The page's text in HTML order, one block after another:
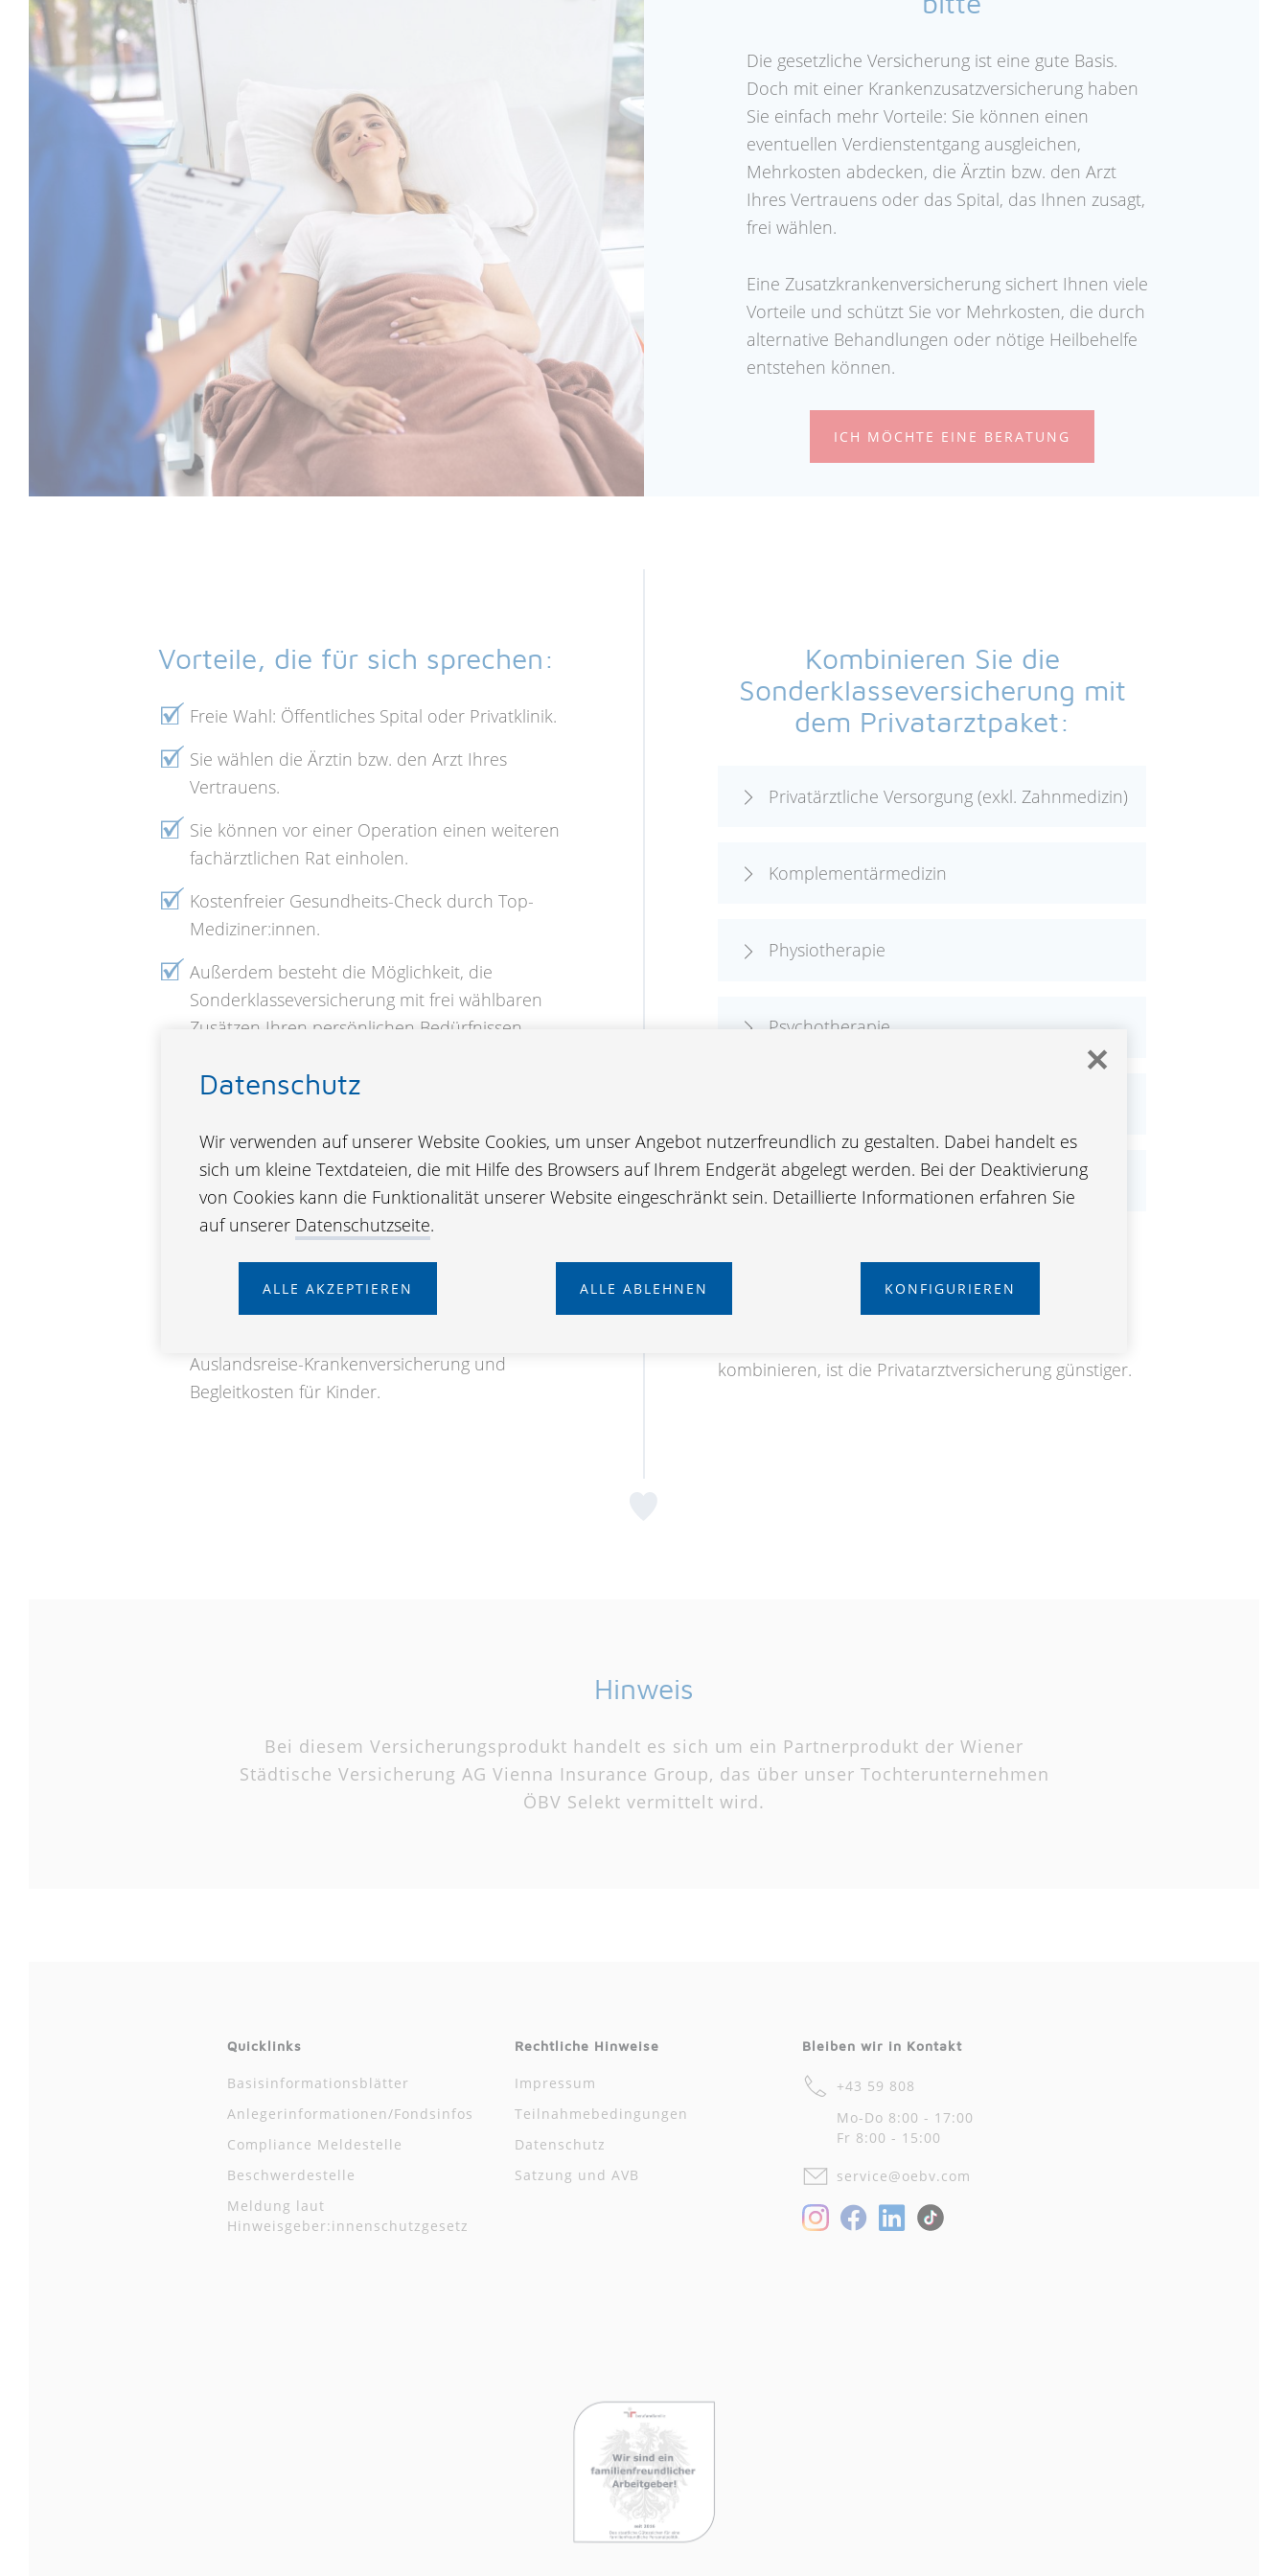
Die gesetzliche Versicherung ist eine gute Basis.
Doch mit einer Krankenzusatzversicherung haben
Sie einfach mehr Vorteile: Sie können einen
eventuellen Verdienstentgang ausgleichen,
Mehrkosten abdecken, die Ärztin bzw. den Arzt
Ihres Vertrauens oder das Spital, das Ihnen zusagt,
frei wählen.
Eine Zusatzkrankenversicherung sichert Ihnen viele
Vorteile und schützt Sie vor Mehrkosten, die durch
alternative Behandlungen oder nötige Heilbehelfe
entstehen können.
ICH MÖCHTE EINE BERATUNG
Vorteile, die für sich sprechen:
Freie Wahl: Öffentliches Spital oder Privatklinik.
Sie wählen die Ärztin bzw. den Arzt Ihres
Vertrauens.
Sie können vor einer Operation einen weiteren
fachärztlichen Rat einholen.
Kostenfreier Gesundheits-Check durch Top-
Mediziner:innen.
Außerdem besteht die Möglichkeit, die
Sonderklasseversicherung mit frei wählbaren
Zusätzen Ihren persönlichen Bedürfnissen
Krankenversicherung, Aufenthalt im
Zahnbehandlungen etc.
Mit einer Taggeld-Versicherung können Sie
eventuellen Verdienstentgang ausgleichen.
Versicherung eine Reihe weiterer Vorteile wie:
Auslandsreise-Krankenversicherung und
Begleitkosten für Kinder.
Kombinieren Sie die
Sonderklasseversicherung mit
dem Privatarztpaket:
Privatärztliche Versorgung (exkl. Zahnmedizin)
Komplementärmedizin
Physiotherapie
Psychotherapie
Heilbehelfe
kombinieren, ist die Privatarztversicherung günstiger.
Hinweis
Bei diesem Versicherungsprodukt handelt es sich um ein Partnerprodukt der Wiener
Städtische Versicherung AG Vienna Insurance Group, das über unser Tochterunternehmen
ÖBV Selekt vermittelt wird.
Quicklinks
Basisinformationsblätter
Anlegerinformationen/Fondsinfos
Compliance Meldestelle
Beschwerdestelle
Meldung laut
Hinweisgeber:innenschutzgesetz
Rechtliche Hinweise
Impressum
Teilnahmebedingungen
Datenschutz
Satzung und AVB
Bleiben wir in Kontakt
+43 59 808
Mo-Do 8:00 - 17:00
Fr 8:00 - 15:00
service@oebv.com
InstagramFacebookLinkedIn
✕
Datenschutz
Wir verwenden auf unserer Website Cookies, um unser Angebot nutzerfreundlich zu gestalten. Dabei handelt es
sich um kleine Textdateien, die mit Hilfe des Browsers auf Ihrem Endgerät abgelegt werden. Bei der Deaktivierung
von Cookies kann die Funktionalität unserer Website eingeschränkt sein. Detaillierte Informationen erfahren Sie
auf unserer Datenschutzseite.
ALLE AKZEPTIEREN ALLE ABLEHNEN KONFIGURIEREN